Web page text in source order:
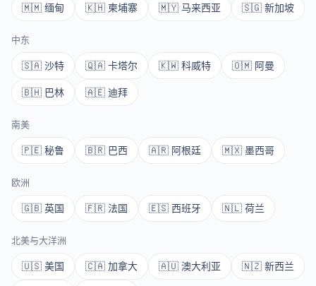
🇲🇲 缅甸 🇰🇭 柬埔寨 🇲🇾 马来西亚 🇸🇬 新加坡
中东
🇸🇦 沙特 🇶🇦 卡塔尔 🇰🇼 科威特 🇴🇲 阿曼
🇧🇭 巴林 🇦🇪 迪拜
南美
🇵🇪 秘鲁 🇧🇷 巴西 🇦🇷 阿根廷 🇲🇽 墨西哥
欧洲
🇬🇧 英国 🇫🇷 法国 🇪🇸 西班牙 🇳🇱 荷兰
北美与大洋洲
🇺🇸 美国 🇨🇦 加拿大 🇦🇺 澳大利亚 🇳🇿 新西兰